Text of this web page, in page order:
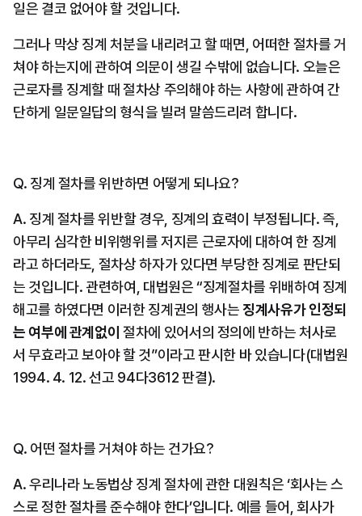
일은 결코 없어야 할 것입니다.
그러나 막상 징계 처분을 내리려고 할 때면, 어떠한 절차를 거
쳐야 하는지에 관하여 의문이 생길 수밖에 없습니다. 오늘은
근로자를 징계할 때 절차상 주의해야 하는 사항에 관하여 간
단하게 일문일답의 형식을 빌려 말씀드리려 합니다.
Q. 징계 절차를 위반하면 어떻게 되나요?
A. 징계 절차를 위반할 경우, 징계의 효력이 부정됩니다. 즉,
아무리 심각한 비위행위를 저지른 근로자에 대하여 한 징계
라고 하더라도, 절차상 하자가 있다면 부당한 징계로 판단되
는 것입니다. 관련하여, 대법원은 “징계절차를 위배하여 징계
해고를 하였다면 이러한 징계권의 행사는 징계사유가 인정되
는 여부에 관계없이 절차에 있어서의 정의에 반하는 처사로
서 무효라고 보아야 할 것”이라고 판시한 바 있습니다(대법원
1994. 4. 12. 선고 94다3612 판결).
Q. 어떤 절차를 거쳐야 하는 건가요?
A. 우리나라 노동법상 징계 절차에 관한 대원칙은 ‘회사는 스
스로 정한 절차를 준수해야 한다’입니다. 예를 들어, 회사가